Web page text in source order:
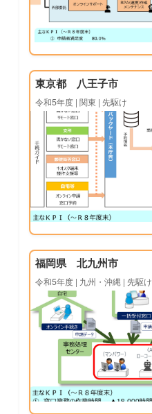
東京都 八王子市
令和5年度 | 関東 | 先駆け
福岡県 北九州市
令和5年度 | 九州・沖縄 | 先駆け